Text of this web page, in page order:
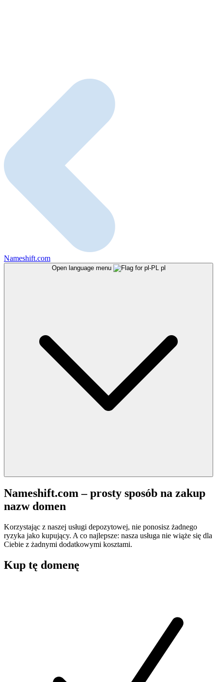
Nameshift.com
Open language menu pl
Nameshift.com – prosty sposób na zakup
nazw domen
Korzystając z naszej usługi depozytowej, nie ponosisz żadnego
ryzyka jako kupujący. A co najlepsze: nasza usługa nie wiąże się dla
Ciebie z żadnymi dodatkowymi kosztami.
Kup tę domenę